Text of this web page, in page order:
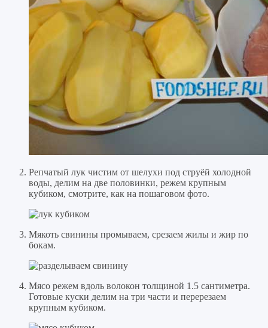
Репчатый лук чистим от шелухи под струёй холодной
воды, делим на две половинки, режем крупным
кубиком, смотрите, как на пошаговом фото.
Мякоть свинины промываем, срезаем жилы и жир по
бокам.
Мясо режем вдоль волокон толщиной 1.5 сантиметра.
Готовые куски делим на три части и перерезаем
крупным кубиком.